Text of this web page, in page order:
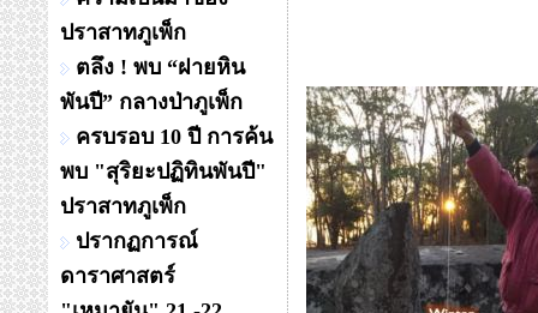
ปราสาทภูเพ็ก
ตลึง ! พบ “ฝายหิน
พันปี” กลางป่าภูเพ็ก
ครบรอบ 10 ปี การค้น
พบ "สุริยะปฏิทินพันปี"
ปราสาทภูเพ็ก
ปรากฏการณ์
ดาราศาสตร์